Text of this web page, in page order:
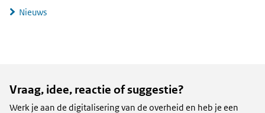
Nieuws
Vraag, idee, reactie of suggestie?
Werk je aan de digitalisering van de overheid en heb je een